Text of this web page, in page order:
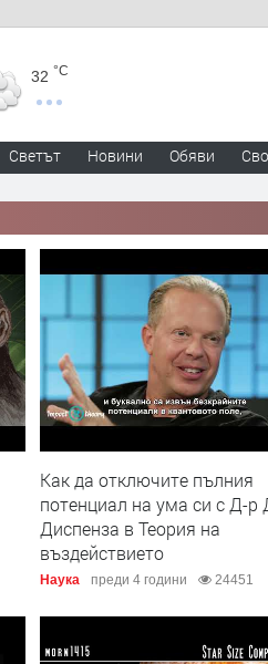
32 °C
Светът Новини Обяви
Как да отключите пълния
потенциал на ума си с Д-р
Диспенза в Теория на
въздействието
Наука преди 4 години 24451